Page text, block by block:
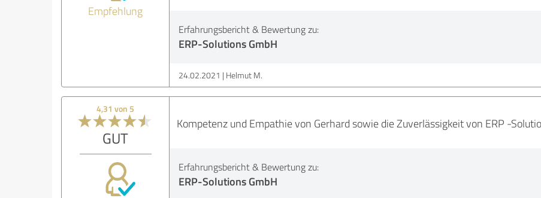
Empfehlung
Erfahrungsbericht & Bewertung zu:
ERP-Solutions GmbH
24.02.2021 Helmut M.
4,31 von 5
GUT
Kompetenz und Empathie von Gerhard sowie die Zuverlässigkeit von ERP -
Erfahrungsbericht & Bewertung zu:
ERP-Solutions GmbH